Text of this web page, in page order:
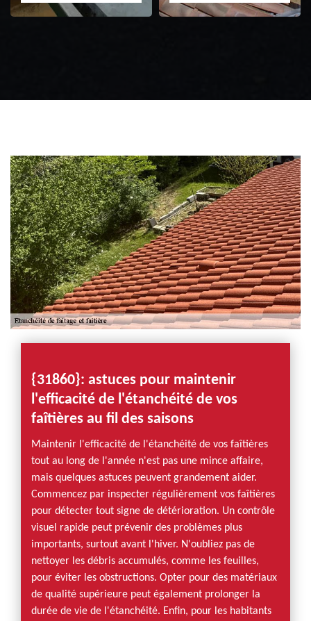
{31860}: astuces pour maintenir
l'efficacité de l'étanchéité de vos
faîtières au fil des saisons
Maintenir l'efficacité de l'étanchéité de vos faîtières
tout au long de l'année n'est pas une mince affaire,
mais quelques astuces peuvent grandement aider.
Commencez par inspecter régulièrement vos faîtières
pour détecter tout signe de détérioration. Un contrôle
visuel rapide peut prévenir des problèmes plus
importants, surtout avant l'hiver. N'oubliez pas de
nettoyer les débris accumulés, comme les feuilles,
pour éviter les obstructions. Opter pour des matériaux
de qualité supérieure peut également prolonger la
durée de vie de l'étanchéité. Enfin, pour les habitants